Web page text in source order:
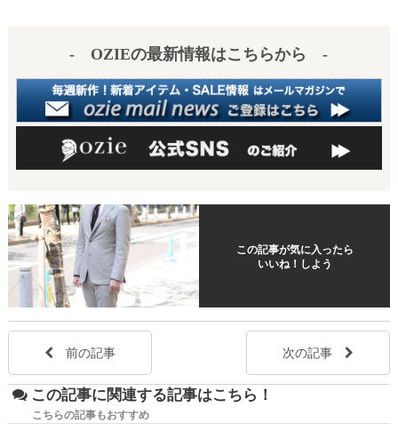
- OZIEの最新情報はこちらから -
この記事が気に入ったら
いいね！しよう
前の記事 次の記事
この記事に関連する記事はこちら！
こちらの記事もおすすめ